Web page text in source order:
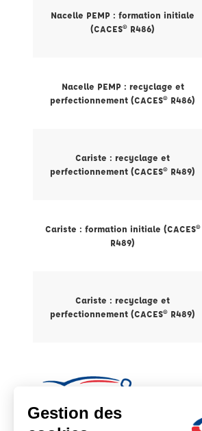
Nacelle PEMP : formation initiale
(CACES® R486)
Nacelle PEMP : recyclage et
perfectionnement (CACES® R486)
Cariste : recyclage et
perfectionnement (CACES® R489)
Cariste : formation initiale (CACES®
R489)
Cariste : recyclage et
perfectionnement (CACES® R489)